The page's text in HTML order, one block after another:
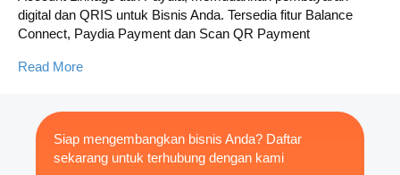
digital dan QRIS untuk Bisnis Anda. Tersedia fitur Balance
Connect, Paydia Payment dan Scan QR Payment
Read More
Siap mengembangkan bisnis Anda? Daftar
sekarang untuk terhubung dengan kami